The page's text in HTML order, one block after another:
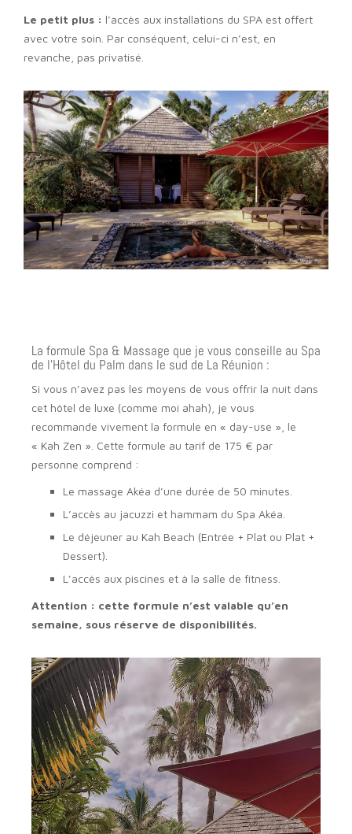
Le petit plus : l’accès aux installations du SPA est offert
avec votre soin. Par conséquent, celui-ci n’est, en
revanche, pas privatisé.
La formule Spa & Massage que je vous conseille au Spa
de l’Hôtel du Palm dans le sud de La Réunion :
Si vous n’avez pas les moyens de vous offrir la nuit dans
cet hôtel de luxe (comme moi ahah), je vous
recommande vivement la formule en « day-use », le
« Kah Zen ». Cette formule au tarif de 175 € par
personne comprend :
Le massage Akéa d’une durée de 50 minutes.
L’accès au jacuzzi et hammam du Spa Akéa.
Le déjeuner au Kah Beach (Entrée + Plat ou Plat +
Dessert).
L’accès aux piscines et à la salle de fitness.
Attention : cette formule n’est valable qu’en
semaine, sous réserve de disponibilités.